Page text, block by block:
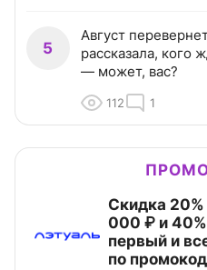
5
Август
рассказала, кого
— может, вас?
112 1
Скидка
000 ₽ и
первый и
по